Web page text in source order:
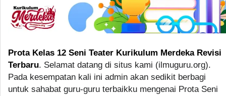
Prota Kelas 12 Seni Teater Kurikulum Merdeka Revisi
Terbaru. Selamat datang di situs kami (ilmuguru.org).
Pada kesempatan kali ini admin akan sedikit berbagi
untuk sahabat guru-guru terbaikku mengenai Prota Seni